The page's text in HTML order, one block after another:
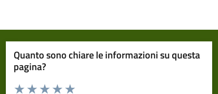
Quanto sono chiare le informazioni su questa
pagina?
Domanda
Valuta da 1 a 5 stelle la pagina